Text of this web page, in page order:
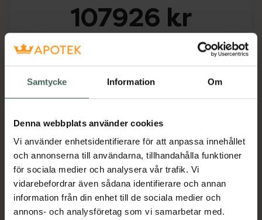
Samtycke Information Om
Denna webbplats använder cookies
Vi använder enhetsidentifierare för att anpassa innehållet
och annonserna till användarna, tillhandahålla funktioner
för sociala medier och analysera vår trafik. Vi
vidarebefordrar även sådana identifierare och annan
information från din enhet till de sociala medier och
annons- och analysföretag som vi samarbetar med.
107926 kr
Köp via ditt recept
Beskrivning Dölj
Läs alltid bipacksedeln innan
användning.